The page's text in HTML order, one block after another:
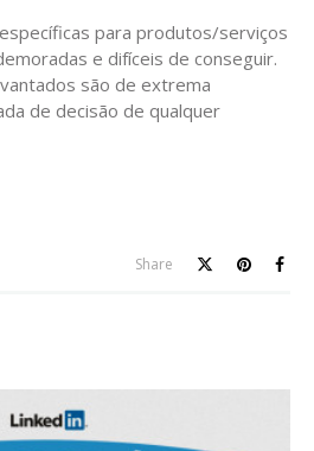
para produtos/serviços
e difíceis de conseguir.
são de extrema
de decisão de qualquer
Share